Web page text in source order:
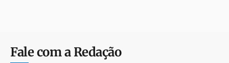
Fale com a Redação